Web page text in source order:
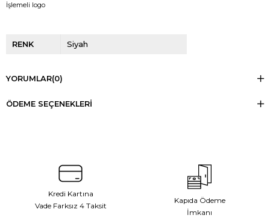
İşlemeli logo
RENK Siyah
YORUMLAR(0)
ÖDEME SEÇENEKLERI
Kredi Kartına
Vade Farksız 4 Taksit
Kapıda Ödeme
İmkanı